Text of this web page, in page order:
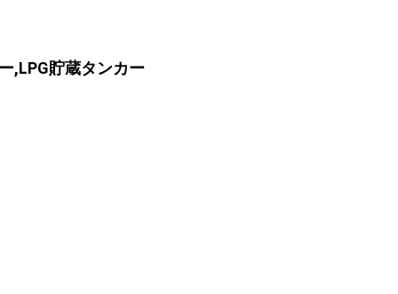
,LPG貯蔵タンカー